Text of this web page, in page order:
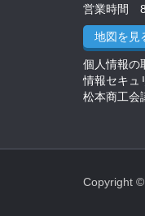
営業時間
地図を見
個人情報の
情報セキュ
松本商工
Copyright